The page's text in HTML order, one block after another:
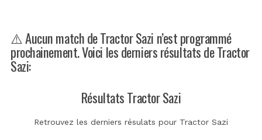
⚠️ Aucun match de Tractor Sazi n’est programmé
prochainement. Voici les derniers résultats de Tractor
Sazi:
Résultats Tractor Sazi
Retrouvez les derniers résulats pour Tractor Sazi